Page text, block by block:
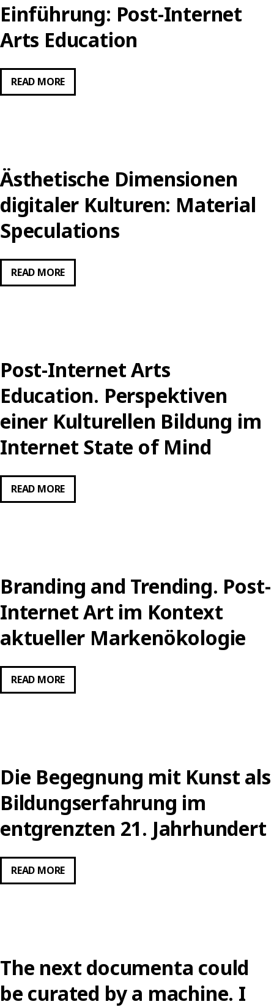
Einführung: Post-Internet
Arts Education
READ MOREEINFÜHRUNG:
POST-
Ästhetische Dimensionen
digitaler Kulturen: Material
Speculations
READ MOREÄSTHETISCHE
DIMENSIONEN
Post-Internet Arts
Education. Perspektiven
einer Kulturellen Bildung im
Internet State of Mind
READ MOREPOST-
INTERNET
KULTURELLEN
BILDUNG
IM
INTERNET
OF
MIND
Branding and Trending. Post-
Internet Art im Kontext
aktueller Markenökologie
READ MOREBRANDING
AND
IM
KONTEXT
AKTUELLER
MARKENÖKOLOGIE
Die Begegnung mit Kunst als
Bildungserfahrung im
entgrenzten 21. Jahrhundert
READ MOREDIE
BEGEGNUNG
IM
ENTGRENZTEN
21.
The next documenta could
be curated by a machine. I